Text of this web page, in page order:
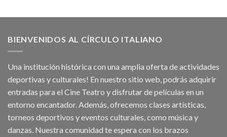
BIENVENIDOS AL CÍRCULO ITALIANO
Una institución histórica con una amplia oferta de actividades
deportivas y culturales! En nuestro sitio web, podrás adquirir
entradas para el Cine Teatro y disfrutar de películas en un
entorno encantador. Además, ofrecemos clases artísticas,
torneos deportivos y eventos culturales, como música y
danzas. Nuestra comunidad te espera con los brazos